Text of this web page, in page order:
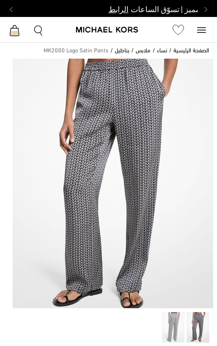
مميز | تسوّق الساعات الرابط
الصفحة الرئيسية نساء ملابس بناطيل MK2000 Logo Satin Pants